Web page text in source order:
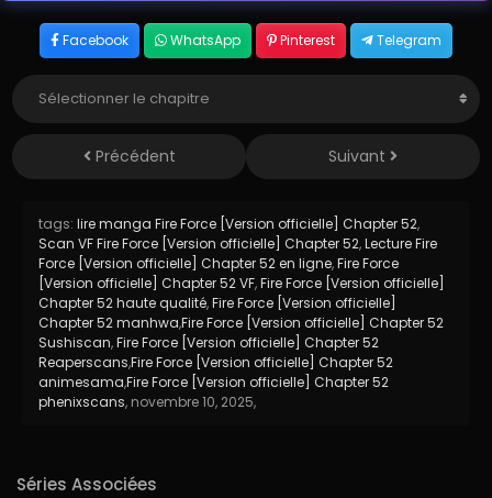
Facebook WhatsApp Pinterest Telegram
Précédent Suivant
tags: lire manga Fire Force [Version officielle] Chapter 52,
Scan VF Fire Force [Version officielle] Chapter 52,Lecture Fire
Force [Version officielle] Chapter 52 en ligne,Fire Force
[Version officielle] Chapter 52 VF,Fire Force [Version officielle]
Chapter 52 haute qualité,Fire Force [Version officielle]
Chapter 52 manhwa,Fire Force [Version officielle] Chapter 52
Sushiscan,Fire Force [Version officielle] Chapter 52
Reaperscans,Fire Force [Version officielle] Chapter 52
animesama,Fire Force [Version officielle] Chapter 52
phenixscans, novembre 10, 2025,
Séries Associées